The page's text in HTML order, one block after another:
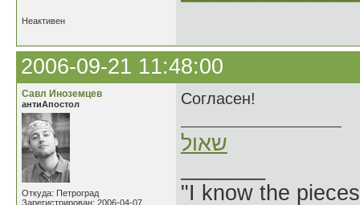
Неактивен
2006-09-21 11:48:00
Савл Иноземцев
антиАпостол
Откуда: Петроград
Зарегистрирован: 2006-04-07
Согласен!
שאול
"I know the